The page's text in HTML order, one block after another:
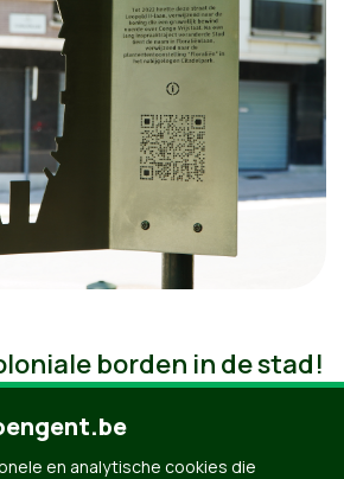
borden in de stad!
en analytische cookies die